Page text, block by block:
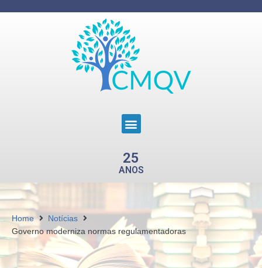
25
ANOS
Home
Notícias
Governo moderniza normas regulamentadoras